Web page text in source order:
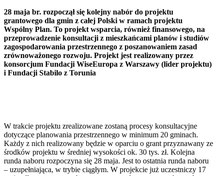
28 maja br. rozpoczął się kolejny nabór do projektu
grantowego dla gmin z całej Polski w ramach projektu
Wspólny Plan. To projekt wsparcia, również finansowego, na
przeprowadzenie konsultacji z mieszkańcami planów i studiów
zagospodarowania przestrzennego z poszanowaniem zasad
zrównoważonego rozwoju. Projekt jest realizowany przez
konsorcjum Fundacji WiseEuropa z Warszawy (lider projektu)
i Fundacji Stabilo z Torunia
W trakcie projektu zrealizowane zostaną procesy konsultacyjne
dotyczące planowania przestrzennego w minimum 20 gminach.
Każdy z nich realizowany będzie w oparciu o grant przyznawany ze
środków projektu w średniej wysokości ok. 30 tys. zł. Kolejna
runda naboru rozpoczyna się 28 maja. Jest to ostatnia runda naboru
– uzupełniająca, w trybie ciągłym. W projekcie już uczestniczy 17